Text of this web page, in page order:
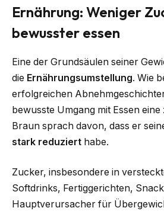
Ernährung: Weniger
bewusster essen
Eine der Grundsäulen seiner
die Ernährungsumstellung. Wie
erfolgreichen
bewusste Umgang mit Essen eine
Braun sprach davon, dass er
stark reduziert habe.
Zucker, insbesondere in
Softdrinks, Fertiggerichten,
Hauptverursacher für